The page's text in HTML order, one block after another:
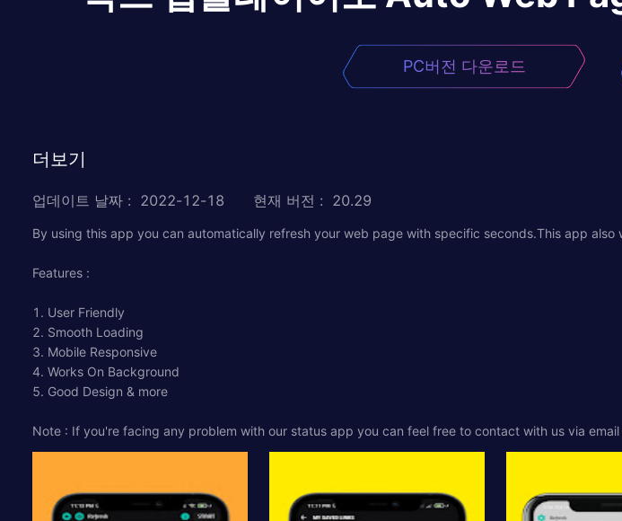
PC버전 다운로드
더보기
업데이트 날짜 : 2022-12-18 현재 버전 : 20.29
By using this app you can automatically refresh your web page with specific seconds.This app
Features :
1. User Friendly
2. Smooth Loading
3. Mobile Responsive
4. Works On Background
5. Good Design & more
Note : If you're facing any problem with our status app you can feel free to contact with us via